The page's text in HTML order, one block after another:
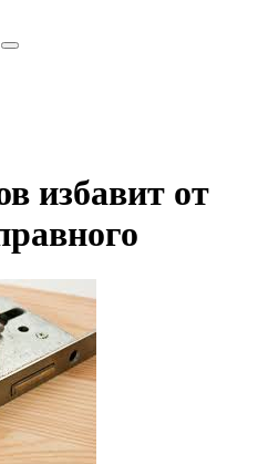
избавит от